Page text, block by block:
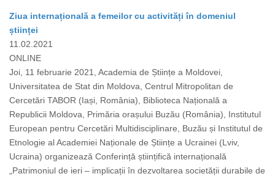
Ziua internațională a femeilor cu activități în domeniul
științei
11.02.2021
ONLINE
Joi, 11 februarie 2021, Academia de Științe a Moldovei,
Universitatea de Stat din Moldova, Centrul Mitropolitan de
Cercetări TABOR (Iași, România), Biblioteca Națională a
Republicii Moldova, Primăria orașului Buzău (România), Institutul
European pentru Cercetări Multidisciplinare, Buzău și Institutul de
Etnologie al Academiei Naționale de Științe a Ucrainei (Lviv,
Ucraina) organizează Conferință științifică internațională
„Patrimoniul de ieri – implicații în dezvoltarea societății durabile de